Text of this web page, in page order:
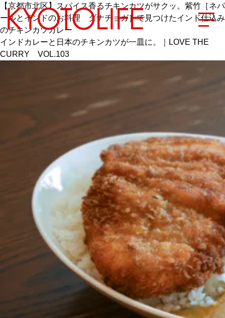
エリアから探す
カテゴリーから探す
NEW OPEN
SERIES
CULTURE
ABOUT US
チケットプレゼント応募
【京都市北区】スパイス香るチキンカツがサクッ。紫竹［ネパ
ールとインドのお料理 ダナチョガ］で見つけたインド仕込み
のチキンカツカレー
インドカレーと日本のチキンカツが一皿に。｜LOVE THE
CURRY VOL.103